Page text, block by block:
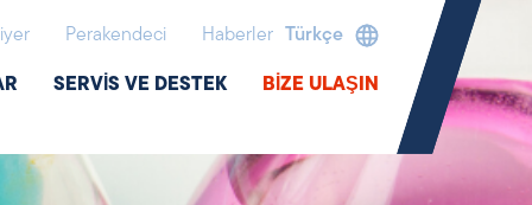
Perakendeci Haberler Türkçe
SERVIS VE DESTEK BIZE ULAŞIN